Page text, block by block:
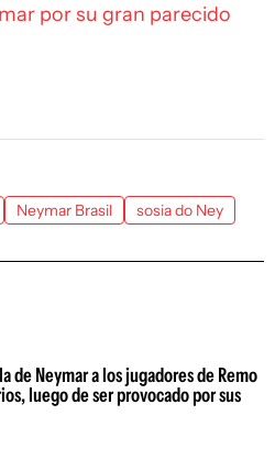
por su gran parecido
Neymar Brasil sosia do Ney
de Neymar a los jugadores de Remo
luego de ser provocado por sus